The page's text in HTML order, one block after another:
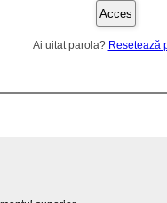
Ai uitat parola? Resetează